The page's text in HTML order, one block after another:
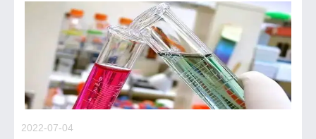
2022-07-04